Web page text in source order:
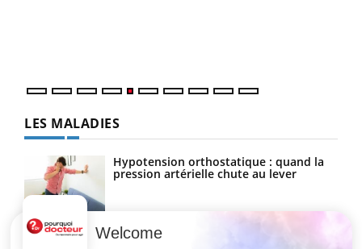
LES MALADIES
Hypotension orthostatique : quand la
pression artérielle chute au lever
Drépanocytose : une déformation des
Welcome